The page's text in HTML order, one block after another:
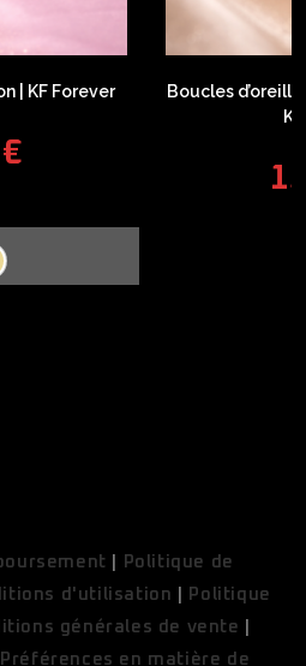
| KF Forever
€
Boucles
Politique de
d'utilisation
Politique
générales de vente
Préférences en matière de